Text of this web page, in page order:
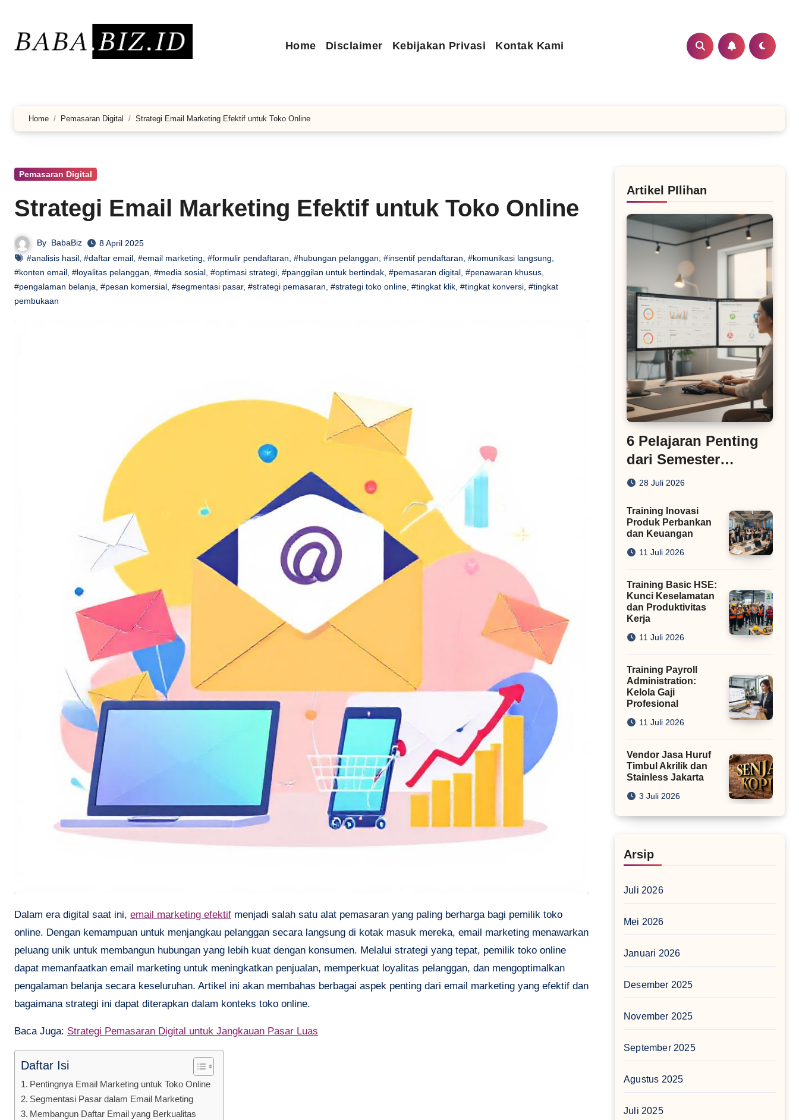
konten
Home Disclaimer Kebijakan Privasi Kontak Kami
Home Pemasaran Digital Strategi Email Marketing Efektif untuk Toko Online
Pemasaran Digital
Strategi Email Marketing Efektif untuk Toko Online
By BabaBiz
8 April 2025
#analisis hasil, #daftar email, #email marketing, #formulir pendaftaran, #hubungan pelanggan, #insentif pendaftaran, #komunikasi langsung,
#konten email, #loyalitas pelanggan, #media sosial, #optimasi strategi, #panggilan untuk bertindak, #pemasaran digital, #penawaran khusus,
#pengalaman belanja, #pesan komersial, #segmentasi pasar, #strategi pemasaran, #strategi toko online, #tingkat klik, #tingkat konversi, #tingkat
pembukaan
Dalam era digital saat ini, email marketing efektif menjadi salah satu alat pemasaran yang paling berharga bagi pemilik toko
online. Dengan kemampuan untuk menjangkau pelanggan secara langsung di kotak masuk mereka, email marketing menawarkan
peluang unik untuk membangun hubungan yang lebih kuat dengan konsumen. Melalui strategi yang tepat, pemilik toko online
dapat memanfaatkan email marketing untuk meningkatkan penjualan, memperkuat loyalitas pelanggan, dan mengoptimalkan
pengalaman belanja secara keseluruhan. Artikel ini akan membahas berbagai aspek penting dari email marketing yang efektif dan
bagaimana strategi ini dapat diterapkan dalam konteks toko online.
Baca Juga: Strategi Pemasaran Digital untuk Jangkauan Pasar Luas
Daftar Isi
Pentingnya Email Marketing untuk Toko Online
Segmentasi Pasar dalam Email Marketing
Membangun Daftar Email yang Berkualitas
Artikel PIlihan
6 Pelajaran Penting
dari Semester
Pertama 2026 untuk
28 Juli 2026
Training Inovasi
Produk Perbankan
dan Keuangan
11 Juli 2026
Training Basic HSE:
Kunci Keselamatan
dan Produktivitas
Kerja
11 Juli 2026
Training Payroll
Administration:
Kelola Gaji
Profesional
11 Juli 2026
Vendor Jasa Huruf
Timbul Akrilik dan
Stainless Jakarta
3 Juli 2026
Arsip
Juli 2026
Mei 2026
Januari 2026
Desember 2025
November 2025
September 2025
Agustus 2025
Juli 2025